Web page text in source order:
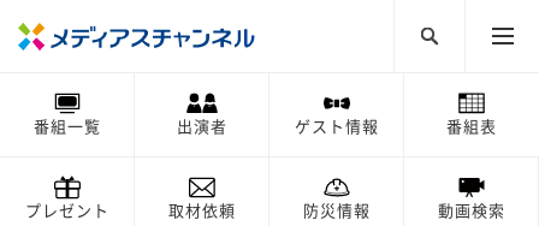
番組一覧 出演者 ゲスト情報 番組表
プレゼント 取材依頼 防災情報 動画検索